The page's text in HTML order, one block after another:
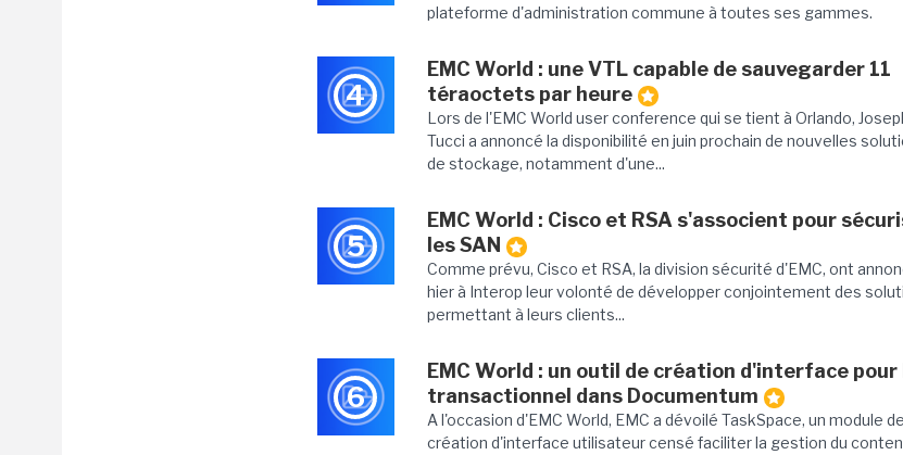
plateforme d'administration commune à toutes ses gammes.
4
EMC World : une VTL capable de sauvegarder 11
téraoctets par heure
Lors de l'EMC World user conference qui se tient à Orlando,
Tucci a annoncé la disponibilité en juin prochain de nouvelles
de stockage, notamment d'une...
5
EMC World : Cisco et RSA s'associent pour
les SAN
Comme prévu, Cisco et RSA, la division sécurité d'EMC, ont
hier à Interop leur volonté de développer conjointement des
permettant à leurs clients...
6
EMC World : un outil de création d'interface pour
transactionnel dans Documentum
A l'occasion d'EMC World, EMC a dévoilé TaskSpace, un module de
création d'interface utilisateur censé faciliter la gestion du